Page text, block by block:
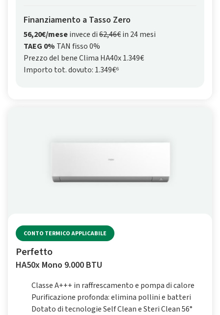
Finanziamento a Tasso Zero
56,20€/meseinvece di62,46€in 24 mesi
TAEG 0% TAN fisso 0%
Prezzo del bene Clima HA40x 1.349€
Importo tot. dovuto: 1.349€⁶
CONTO TERMICO APPLICABILE
Perfetto
HA50x Mono 9.000 BTU
Classe A+++ in raffrescamento e pompa di calore
Purificazione profonda: elimina pollini e batteri
Dotato di tecnologie Self Clean e Steri Clean 56°